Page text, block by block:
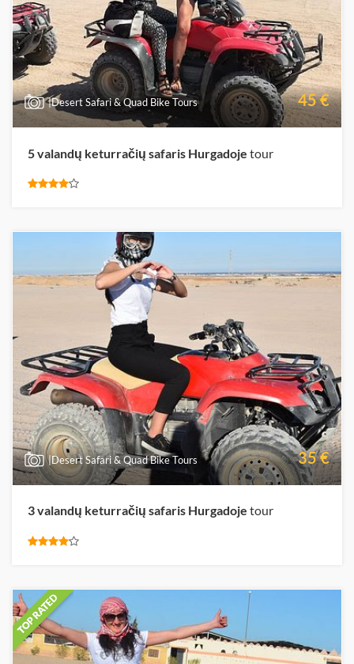
|Desert Safari & Quad Bike Tours 45 €
5 valandų keturračių safaris Hurgadoje tour
|Desert Safari & Quad Bike Tours 35 €
3 valandų keturračių safaris Hurgadoje tour